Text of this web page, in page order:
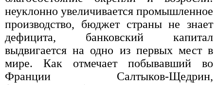
неуклонно увеличивается промышленное
производство, бюджет страны не знает
дефицита, банковский капитал
выдвигается на одно из первых мест в
мире. Как отмечает побывавший во
Франции Салтыков-Щедрин,